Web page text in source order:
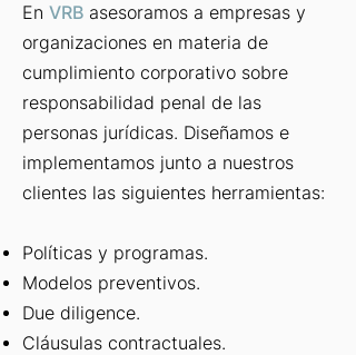
En VRB asesoramos a empresas y
organizaciones en materia de
cumplimiento corporativo sobre
responsabilidad penal de las
personas jurídicas. Diseñamos e
implementamos junto a nuestros
clientes las siguientes herramientas:
Políticas y programas.
Modelos preventivos.
Due diligence.
Cláusulas contractuales.